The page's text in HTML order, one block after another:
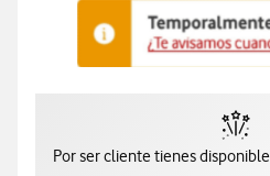
Por ser cliente tienes